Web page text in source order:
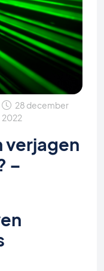
28 december
2022
verjagen
–